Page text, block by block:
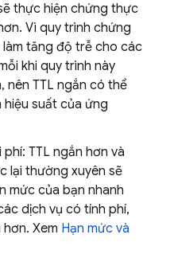
thực hiện chứng thực
Vì quy trình chứng
tăng độ trễ cho các
khi quy trình này
nên TTL ngắn có thể
suất của ứng
phí: TTL ngắn hơn và
lại thường xuyên sẽ
mức của bạn nhanh
dịch vụ có tính phí,
Xem Hạn mức và